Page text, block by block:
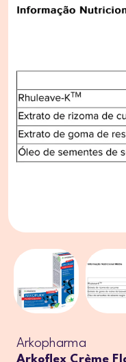
Arkopharma